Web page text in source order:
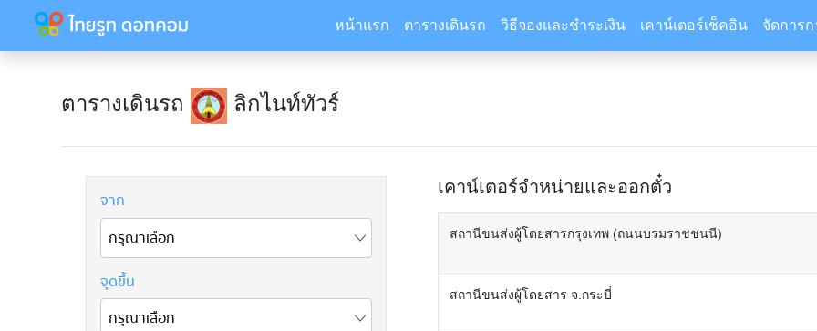
หน้าแรก ตารางเดินรถ วิธีจองและชำระเงิน เคาน์เตอร์เช็คอิน จัดการก
ตารางเดินรถ ลิกไนท์ทัวร์
เคาน์เตอร์จำหน่ายและออกตั๋ว
สถานีขนส่งผู้โดยสารกรุงเทพ (ถนนบรมราชชนนี)
สถานีขนส่งผู้โดยสาร จ.กระบี่